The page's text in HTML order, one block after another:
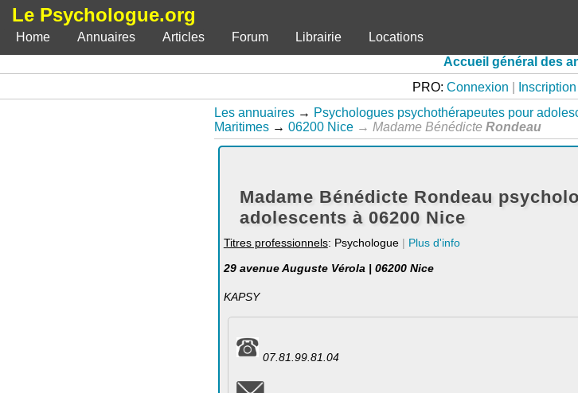
Le Psychologue.org
Home
Annuaires Articles Forum Librairie
Locations
Accueil général des
PRO: Connexion Inscription
Les annuaires → Psychologues psychothérapeutes pour
Maritimes → 06200 Nice → Madame Bénédicte Rondeau
Madame Bénédicte Rondeau
adolescents à 06200 Nice
Titres professionnels: Psychologue | Plus d'info
29 avenue Auguste Vérola | 06200 Nice
KAPSY
07.81.99.81.04